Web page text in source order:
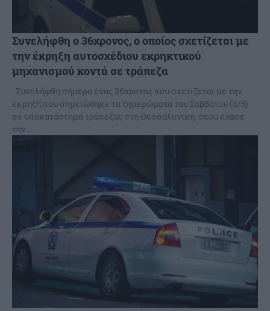
Συνελήφθη ο 36χρονος, ο οποίος σχετίζεται με
την έκρηξη αυτοσχέδιου εκρηκτικού
μηχανισμού κοντά σε τράπεζα
έκρηξη που σημειώθηκε τα ξημερώματα του Σαββάτου (3/5)
σε υποκατάστημα τράπεζας στη Θεσσαλονίκη, όπου έχασε
την...